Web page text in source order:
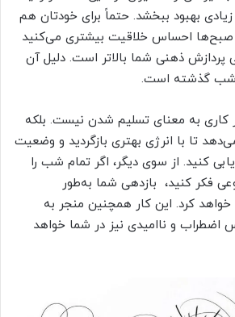
بهبود ببخشد. حتماً برای خودتان هم
احساس خلاقیت بیشتری می‌کنید
پردازش ذهنی شما بالاتر است. دلیل آن
شب گذشته است.
به معنای تسلیم شدن نیست. بلکه
تا با انرژی بهتری بازگردید و وضعیت
کنید. از سوی دیگر، اگر تمام شب را
فکر کنید، بازدهی شما به‌طور
کرد. این کار همچنین منجر به
اضطراب و ناامیدی نیز در شما خواهد